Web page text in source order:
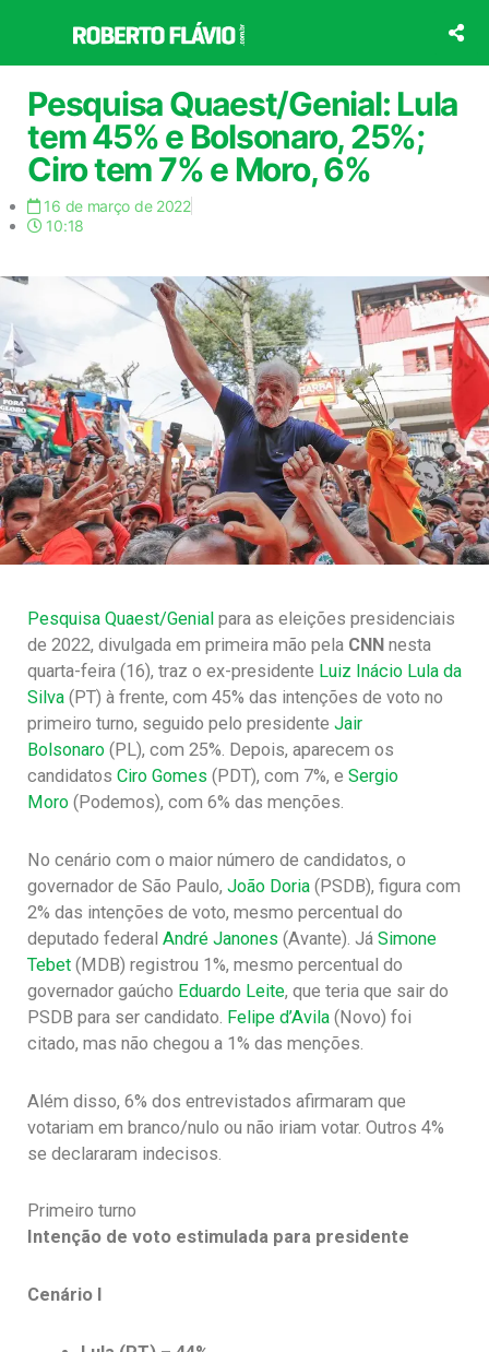
o
conteúdo
Pesquisa Quaest/Genial: Lula
tem 45% e Bolsonaro, 25%;
Ciro tem 7% e Moro, 6%
16 de março de 2022
10:18
Pesquisa Quaest/Genial para as eleições presidenciais
de 2022, divulgada em primeira mão pela CNN nesta
quarta-feira (16), traz o ex-presidente Luiz Inácio Lula da
Silva (PT) à frente, com 45% das intenções de voto no
primeiro turno, seguido pelo presidente Jair
Bolsonaro (PL), com 25%. Depois, aparecem os
candidatos Ciro Gomes (PDT), com 7%, e Sergio
Moro (Podemos), com 6% das menções.
No cenário com o maior número de candidatos, o
governador de São Paulo, João Doria (PSDB), figura com
2% das intenções de voto, mesmo percentual do
deputado federal André Janones (Avante). Já Simone
Tebet (MDB) registrou 1%, mesmo percentual do
governador gaúcho Eduardo Leite, que teria que sair do
PSDB para ser candidato. Felipe d’Avila (Novo) foi
citado, mas não chegou a 1% das menções.
Além disso, 6% dos entrevistados afirmaram que
votariam em branco/nulo ou não iriam votar. Outros 4%
se declararam indecisos.
Primeiro turno
Intenção de voto estimulada para presidente
Cenário I